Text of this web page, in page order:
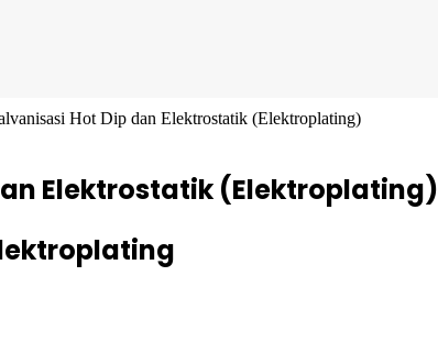
Hot Dip dan Elektrostatik (Elektroplating)
Elektrostatik (Elektroplating)